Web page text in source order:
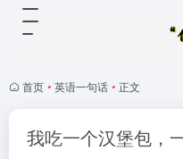
首页 • 英语一句话 • 正文
我吃一个汉堡包，